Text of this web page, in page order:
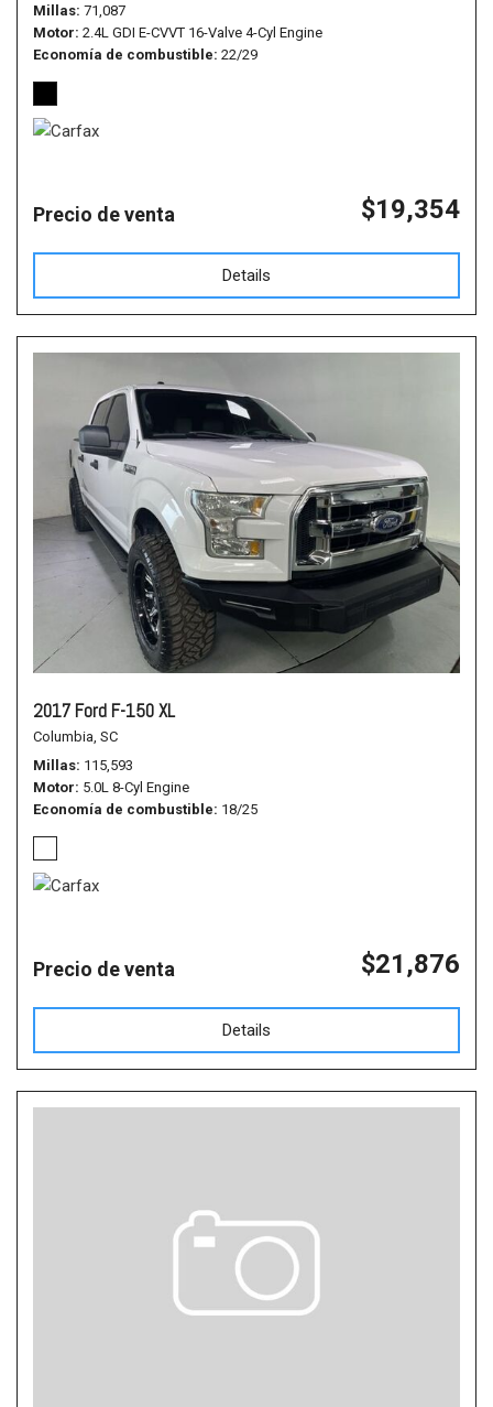
Millas 71,087
Motor 2.4L GDI E-CVVT 16-Valve 4-Cyl Engine
Economía de combustible 22/29
Precio de venta $19,354
Details
2017 Ford F-150 XL
Columbia, SC
Millas 115,593
Motor 5.0L 8-Cyl Engine
Economía de combustible 18/25
Precio de venta $21,876
Details